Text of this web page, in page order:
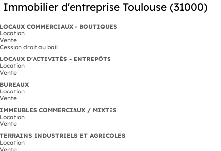
Immobilier d'entreprise Toulouse (31000)
LOCAUX COMMERCIAUX - BOUTIQUES
Location
Vente
Cession droit au bail
LOCAUX D'ACTIVITÉS - ENTREPÔTS
Location
Vente
BUREAUX
Location
Vente
IMMEUBLES COMMERCIAUX / MIXTES
Location
Vente
TERRAINS INDUSTRIELS ET AGRICOLES
Location
Vente